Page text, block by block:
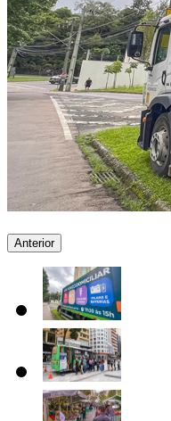
Anterior